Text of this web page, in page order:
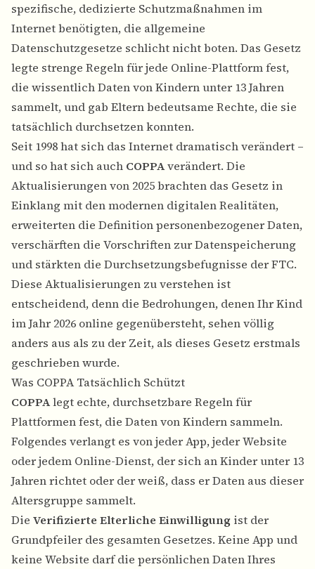
spezifische, dedizierte Schutzmaßnahmen im
Internet benötigten, die allgemeine
Datenschutzgesetze schlicht nicht boten. Das Gesetz
legte strenge Regeln für jede Online-Plattform fest,
die wissentlich Daten von Kindern unter 13 Jahren
sammelt, und gab Eltern bedeutsame Rechte, die sie
tatsächlich durchsetzen konnten.
Seit 1998 hat sich das Internet dramatisch verändert –
und so hat sich auch COPPAverändert. Die
Aktualisierungen von 2025 brachten das Gesetz in
Einklang mit den modernen digitalen Realitäten,
erweiterten die Definition personenbezogener Daten,
verschärften die Vorschriften zur Datenspeicherung
und stärkten die Durchsetzungsbefugnisse der FTC.
Diese Aktualisierungen zu verstehen ist
entscheidend, denn die Bedrohungen, denen Ihr Kind
im Jahr 2026 online gegenübersteht, sehen völlig
anders aus als zu der Zeit, als dieses Gesetz erstmals
geschrieben wurde.
Was COPPA Tatsächlich Schützt
COPPAlegt echte, durchsetzbare Regeln für
Plattformen fest, die Daten von Kindern sammeln.
Folgendes verlangt es von jeder App, jeder Website
oder jedem Online-Dienst, der sich an Kinder unter 13
Jahren richtet oder der weiß, dass er Daten aus dieser
Altersgruppe sammelt.
Die Verifizierte Elterliche Einwilligung ist der
Grundpfeiler des gesamten Gesetzes. Keine App und
keine Website darf die persönlichen Daten Ihres